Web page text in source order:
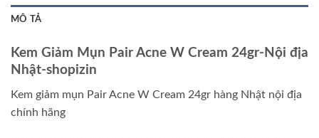
MÔ TẢ
Kem Giảm Mụn Pair Acne W Cream 24gr-Nội địa
Nhật-shopizin
Kem giảm mụn Pair Acne W Cream 24gr hàng Nhật nội địa
chính hãng